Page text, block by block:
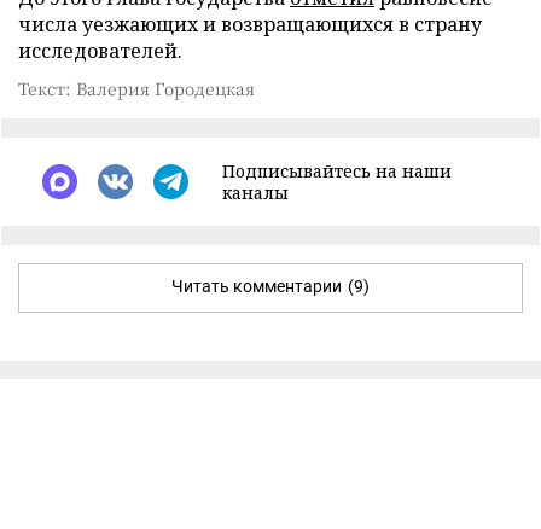
числа уезжающих и возвращающихся в страну
исследователей.
Текст: Валерия Городецкая
Подписывайтесь на наши
каналы
Читать комментарии (9)